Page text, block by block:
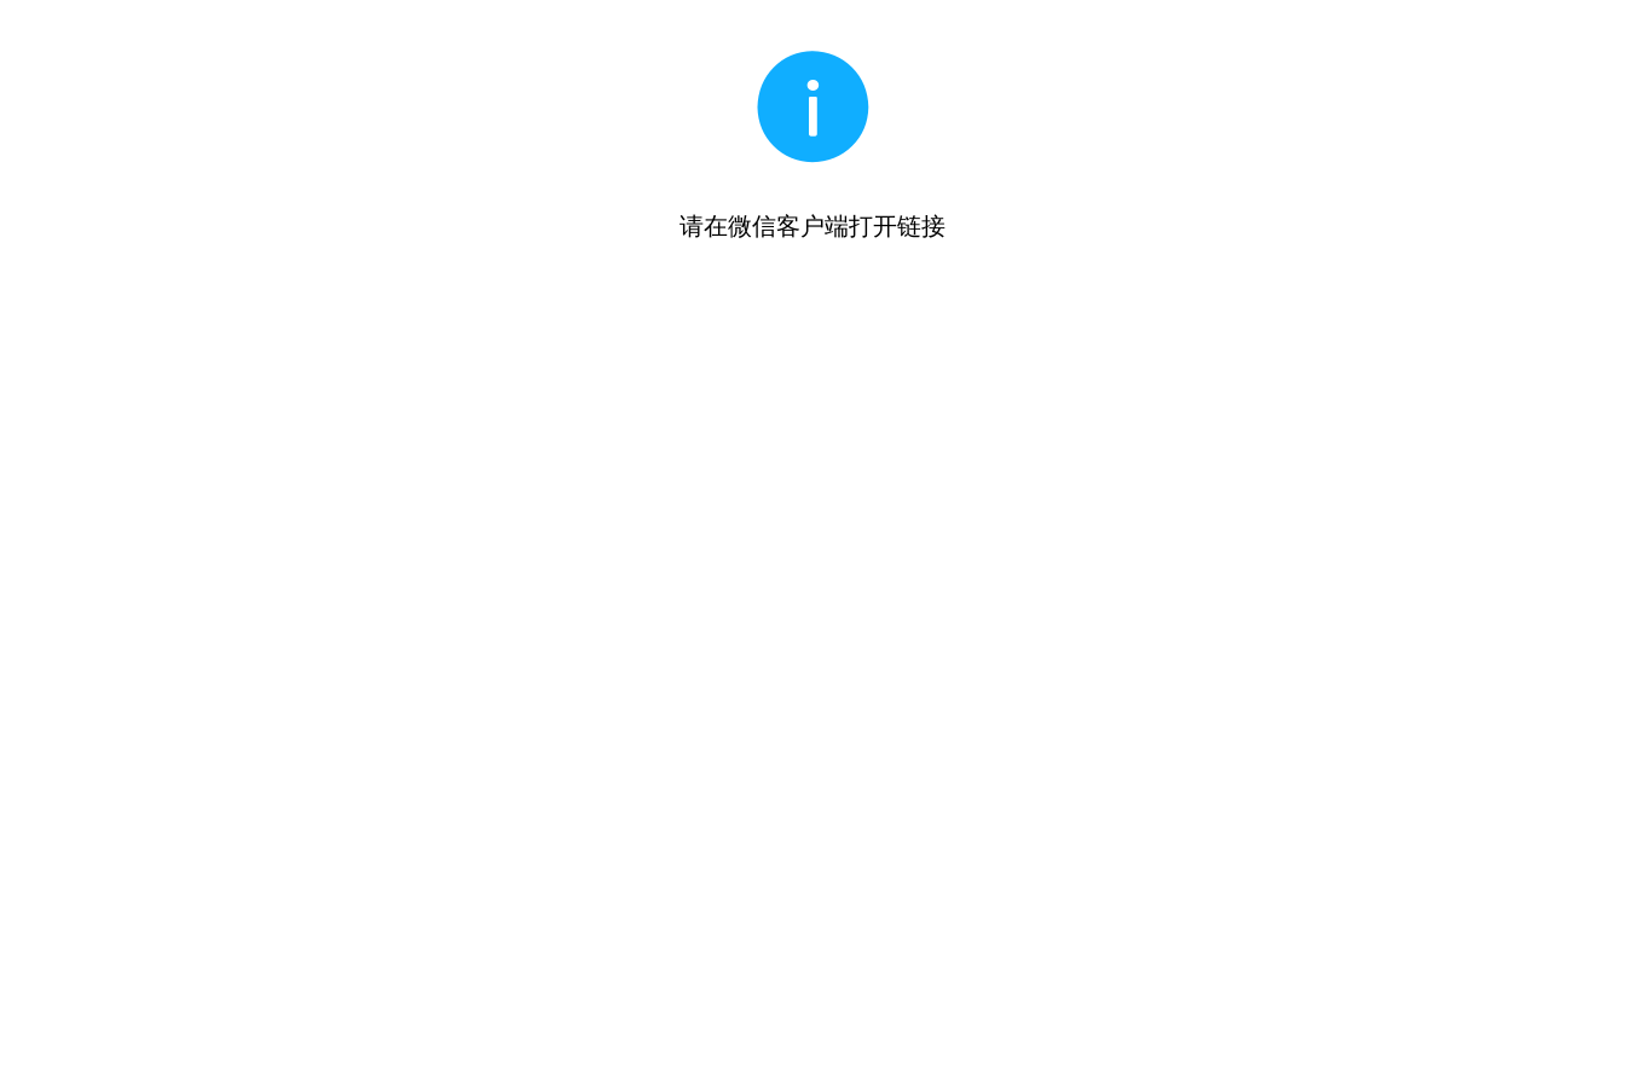
请在微信客户端打开链接